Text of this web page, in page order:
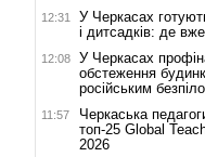
12:31
У Черкасах
і дитсадків: де
12:08
У Черкасах
обстеження
російським
11:57
Черкаська
топ-25 Global
2026